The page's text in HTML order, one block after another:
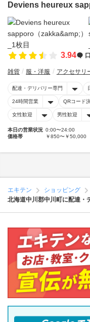
Deviens heureux
3.94
雑貨 服・洋服 アクセサリ
配達・デリバリー専門
24時間営業 QRコード
女性歓迎 男性歓迎
本日の営業状況 0:00〜24:00
価格帯
￥850〜￥50,000
エキテン ショッピング
北海道中川郡中川町に配達・